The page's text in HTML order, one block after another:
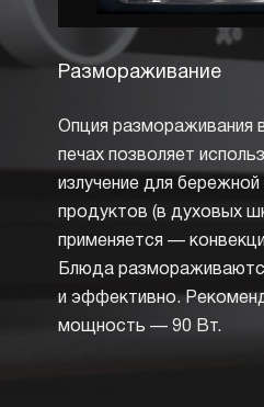
Размораживание
Опция размораживания
печах позволяет
излучение для
продуктов (в духовых
применяется —
Блюда
и эффективно.
мощность — 90 Вт.